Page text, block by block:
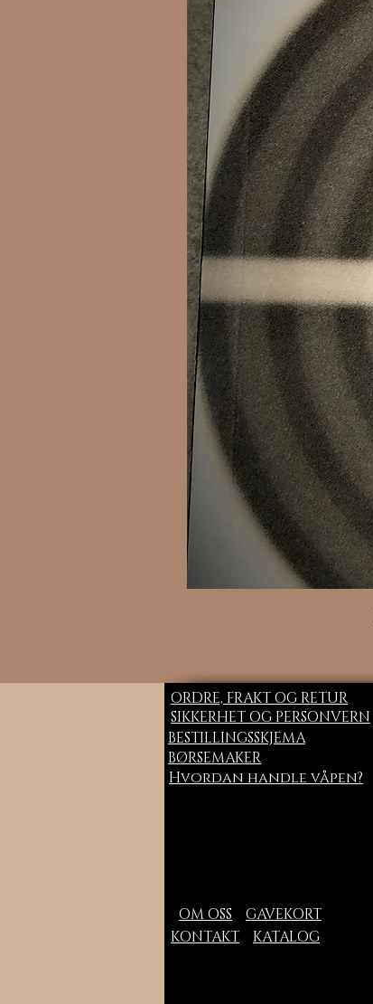
ORDRE, FRAKT OG RETUR
SIKKERHET OG PERSONVERN
BESTILLINGSSKJEMA
BØRSEMAKER
Hvordan handle våpen?
OM OSS
GAVEKORT
KONTAKT
KATALOG